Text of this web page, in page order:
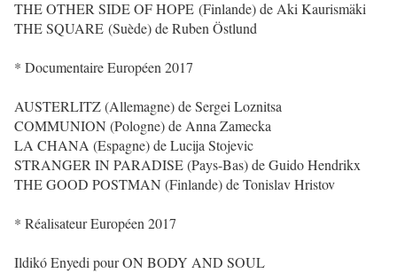
THE OTHER SIDE OF HOPE (Finlande) de Aki Kaurismäki
THE SQUARE (Suède) de Ruben Östlund
* Documentaire Européen 2017
AUSTERLITZ (Allemagne) de Sergei Loznitsa
COMMUNION (Pologne) de Anna Zamecka
LA CHANA (Espagne) de Lucija Stojevic
STRANGER IN PARADISE (Pays-Bas) de Guido Hendrikx
THE GOOD POSTMAN (Finlande) de Tonislav Hristov
* Réalisateur Européen 2017
Ildikó Enyedi pour ON BODY AND SOUL